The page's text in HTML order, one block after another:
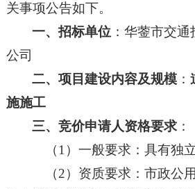
关事项公告如下。
一、招标单位 ： 华蓥市交通
公司
二、 项目建设内容及规模：
施施工
三、竞价申请人资格要求：
（1 ）一般要求：具有独
（2）资质要求： 市政公